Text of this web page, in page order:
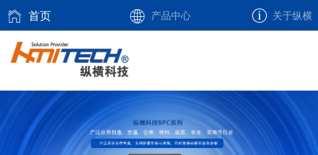
首页 产品中心 关于纵横